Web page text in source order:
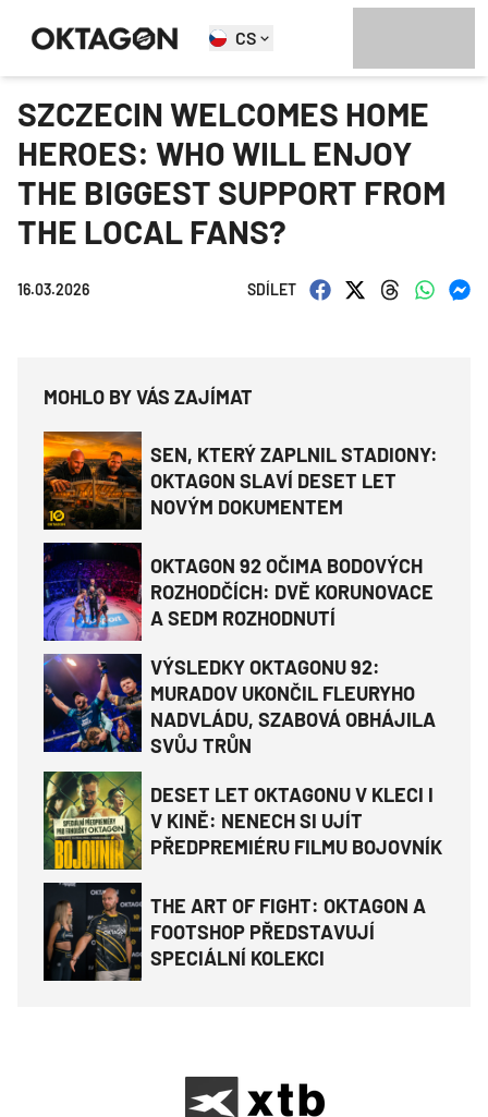
CS
SZCZECIN WELCOMES HOME
HEROES: WHO WILL ENJOY
THE BIGGEST SUPPORT FROM
THE LOCAL FANS?
16.03.2026 SDÍLET
MOHLO BY VÁS ZAJÍMAT
SEN, KTERÝ ZAPLNIL STADIONY:
OKTAGON SLAVÍ DESET LET
NOVÝM DOKUMENTEM
OKTAGON 92 OČIMA BODOVÝCH
ROZHODČÍCH: DVĚ KORUNOVACE
A SEDM ROZHODNUTÍ
VÝSLEDKY OKTAGONU 92:
MURADOV UKONČIL FLEURYHO
NADVLÁDU, SZABOVÁ OBHÁJILA
SVŮJ TRŮN
DESET LET OKTAGONU V KLECI I
V KINĚ: NENECH SI UJÍT
PŘEDPREMIÉRU FILMU BOJOVNÍK
THE ART OF FIGHT: OKTAGON A
FOOTSHOP PŘEDSTAVUJÍ
SPECIÁLNÍ KOLEKCI